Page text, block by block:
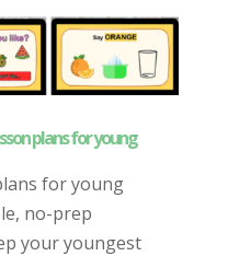
plans for young
for young
no-prep
your youngest